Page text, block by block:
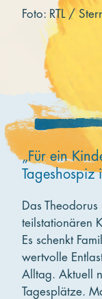
Foto: RTL /
„Für ein
Tageshospiz
Das Theodorus
teilstationären
Es schenkt
wertvolle
Alltag. Aktuell
Tagesplätze.